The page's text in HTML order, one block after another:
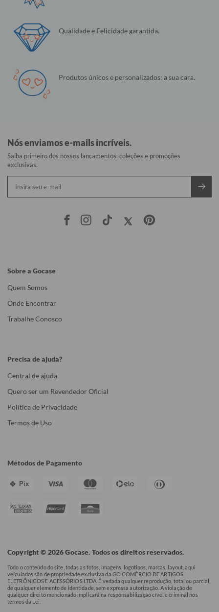
Qualidade e Felicidade garantida.
Produtos únicos e personalizados: a sua cara.
Nós enviamos e-mails incríveis.
Saiba primeiro dos nossos lançamentos, coleções e promoções
exclusivas.
Sobre a Gocase
Quem Somos
Onde Encontrar
Trabalhe Conosco
Precisa de ajuda?
Central de ajuda
Quero ser um Revendedor Oficial
Política de Privacidade
Termos de Uso
Métodos de Pagamento
Pix
Copyright © 2026 Gocase. Todos os direitos reservados.
Todo o conteúdo do site, todas as fotos, imagens, logotipos, marcas, layout, aqui
veículados são de propriedade exclusiva da GO COMÉRCIO DE ARTIGOS
ELETRÔNICOS E ACESSÓRIOS LTDA. É vedada qualquer reprodução, total ou parcial,
de qualquer elemento de identidade, sem expressa autorização. A violação de
qualquer direito mencionado implicará na responsabilização cível e criminal nos
termos da Lei.